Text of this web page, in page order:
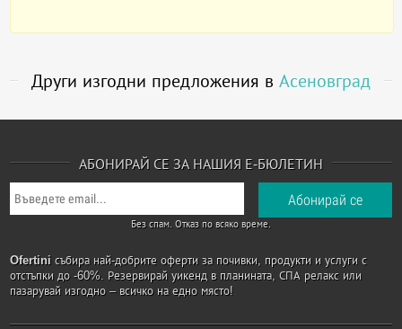
Други изгодни предложения в Асеновград
АБОНИРАЙ СЕ ЗА НАШИЯ Е-БЮЛЕТИН
Без спам. Отказ по всяко време.
Ofertini събира най-добрите оферти за почивки, продукти и услуги с
отстъпки до -60%. Резервирай уикенд в планината, СПА релакс или
пазарувай изгодно – всичко на едно място!